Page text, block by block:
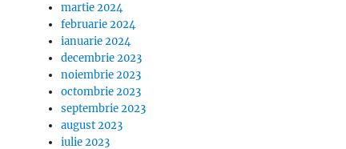
martie 2024
februarie 2024
ianuarie 2024
decembrie 2023
noiembrie 2023
octombrie 2023
septembrie 2023
august 2023
iulie 2023